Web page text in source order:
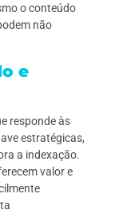
o conteúdo
não
e
responde às
estratégicas,
a indexação.
valor e